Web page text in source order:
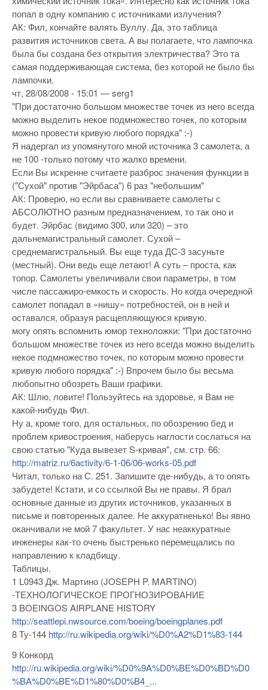
попал в одну компанию с источниками излучения?
АК: Фил, кончайте валять Вуллу. Да, это таблица
развития источников света. А вы полагаете, что лампочка
была бы создана без открытия электричества? Это та
самая поддерживающая система, без которой не было бы
лампочки.
чт, 28/08/2008 - 15:01 — serg1
"При достаточно большом множестве точек из него всегда
можно выделить некое подмножество точек, по которым
можно провести кривую любого порядка" :-)
Я надергал из упомянутого мной источника 3 самолета, а
не 100 -только потому что жалко времени.
Если Вы искренне считаете разброс значения функции в
("Сухой" против "Эйрбаса") 6 раз "небольшим"
АК: Проверю, но если вы сравниваете самолеты с
АБСОЛЮТНО разным предназначением, то так оно и
будет. Эйрбас (видимо 300, или 320) – это
дальнемагистральный самолет. Сухой –
среднемагистральный. Вы еще туда ДС-3 засуньте
(местный). Они ведь еще летают! А суть – проста, как
топор. Самолеты увеличивали свои параметры, в том
числе пассажиро-емкость и скорость. Но когда очередной
самолет попадал в «нишу» потребностей, он в ней и
оставался, образуя расщепляющуюся кривую.
могу опять вспомнить юмор техноложки: "При достаточно
большом множестве точек из него всегда можно выделить
некое подмножество точек, по которым можно провести
кривую любого порядка" :-) Впрочем было бы весьма
любопытно обозреть Ваши графики.
АК: Шлю, ловите! Пользуйтесь на здоровье, я Вам не
какой-нибудь Фил.
Ну а, кроме того, для остальных, по обозрению бед и
проблем кривостроения, наберусь наглости сослаться на
свою статью "Куда вывезет S-кривая", см. стр. 66:
http://matriz.ru/6activity/6-1-06/06-works-05.pdf
Читал, только на С. 251. Запишите где-нибудь, а то опять
забудете! Кстати, и со ссылкой Вы не правы. Я брал
основные данные из других источников, указанных в
письме и повторенных далее. Не аккуратненько! Вы явно
оканчивали не мой 7 факультет. У нас неаккуратные
инженеры как-то очень быстренько перемещались по
направлению к кладбищу.
Таблицы.
1 L0943 Дж. Мартино (JOSEPH P. MARTINO)
-ТЕХНОЛОГИЧЕСКОЕ ПРОГНОЗИРОВАНИЕ
3 BOEINGOS AIRPLANE HISTORY
http://seattlepi.nwsource.com/boeing/boeingplanes.pdf
8 Ту-144 http://ru.wikipedia.org/wiki/%D0%A2%D1%83-144
9 Конкорд
http://ru.wikipedia.org/wiki/%D0%9A%D0%BE%D0%BD%D0
%BA%D0%BE%D1%80%D0%B4_...